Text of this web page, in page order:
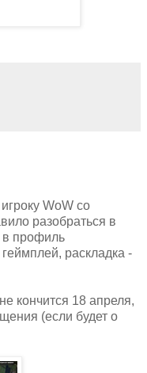
WoW со
разобраться в
в профиль
раскладка -
не кончится 18 апреля,
(если будет о